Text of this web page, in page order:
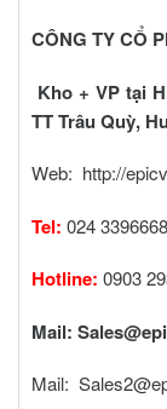
CÔNG TY CỔ
Kho + VP tại
TT Trâu Quỳ,
Web: http://
Tel: 024
Hotline: 0903
Mail:
Mail: